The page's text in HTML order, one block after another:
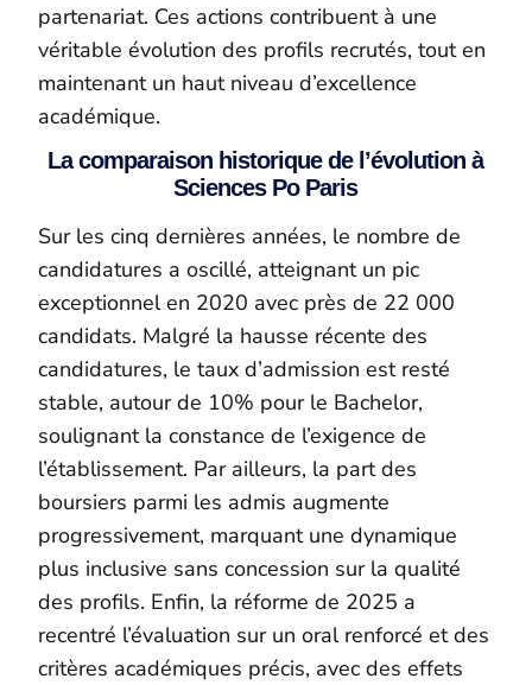
partenariat. Ces actions contribuent à une
véritable évolution des profils recrutés, tout en
maintenant un haut niveau d’excellence
académique.
La comparaison historique de l’évolution à
Sciences Po Paris
Sur les cinq dernières années, le nombre de
candidatures a oscillé, atteignant un pic
exceptionnel en 2020 avec près de 22 000
candidats. Malgré la hausse récente des
candidatures, le taux d’admission est resté
stable, autour de 10% pour le Bachelor,
soulignant la constance de l’exigence de
l’établissement. Par ailleurs, la part des
boursiers parmi les admis augmente
progressivement, marquant une dynamique
plus inclusive sans concession sur la qualité
des profils. Enfin, la réforme de 2025 a
recentré l’évaluation sur un oral renforcé et des
critères académiques précis, avec des effets